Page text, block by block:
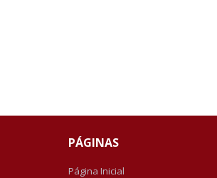
PÁGINAS
Página Inicial